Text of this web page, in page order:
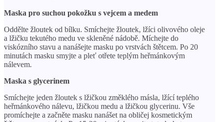
Maska pro suchou pokožku s vejcem a medem
Oddělte žloutek od bílku. Smíchejte žloutek, lžíci olivového oleje
a lžičku tekutého medu ve skleněné nádobě. Míchejte do
viskózního stavu a nanášejte masku po vrstvách štětcem. Po 20
minutách masku smyjte a pleť otřete teplým heřmánkovým
nálevem.
Maska s glycerinem
Smíchejte jeden žloutek s lžičkou změklého másla, lžící teplého
heřmánkového nálevu, lžičkou medu a lžičkou glycerinu. Vše
promíchejte a začněte masku nanášet na obličej kosmetickým